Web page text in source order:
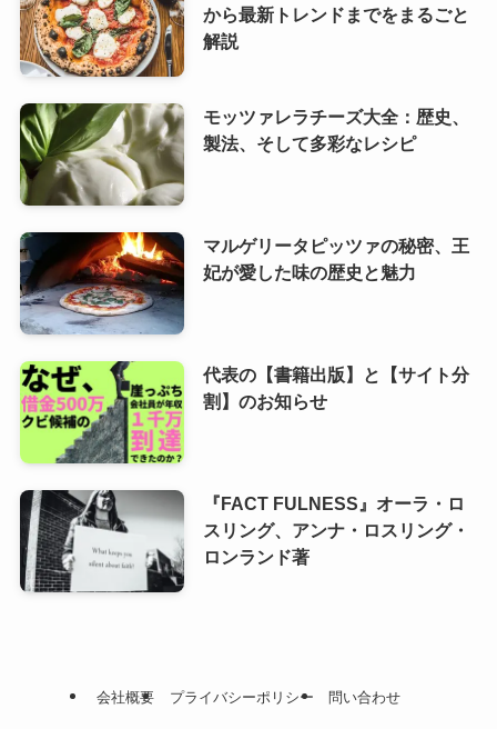
から最新トレンドまでをまるごと
解説
モッツァレラチーズ大全：歴史、
製法、そして多彩なレシピ
マルゲリータピッツァの秘密、王
妃が愛した味の歴史と魅力
代表の【書籍出版】と【サイト分
割】のお知らせ
『FACT FULNESS』オーラ・ロ
スリング、アンナ・ロスリング・
ロンランド著
会社概要 プライバシーポリシー 問い合わせ